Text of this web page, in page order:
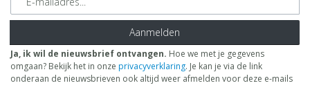
Aanmelden
Ja, ik wil de nieuwsbrief ontvangen. Hoe we met je gegevens
omgaan? Bekijk het in onze privacyverklaring. Je kan je via de link
onderaan de nieuwsbrieven ook altijd weer afmelden voor deze e-mails